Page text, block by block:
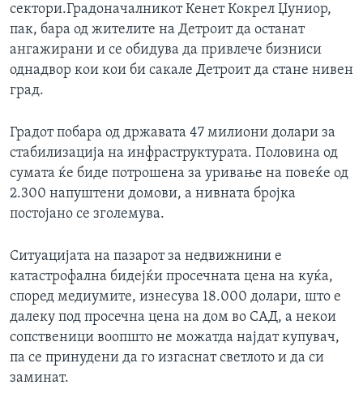
сектори.Градоначалникот Кенет Кокрел Џуниор,
пак, бара од жителите на Детроит да останат
ангажирани и се обидува да привлече бизниси
однадвор кои кои би сакале Детроит да стане нивен
град.
Градот побара од државата 47 милиони долари за
стабилизација на инфраструктурата. Половина од
сумата ќе биде потрошена за уривање на повеќе од
2.300 напуштени домови, а нивната бројка
постојано се зголемува.
Ситуацијата на пазарот за недвижнини е
катастрофална бидејќи просечната цена на куќа,
според медиумите, изнесува 18.000 долари, што е
далеку под просечна цена на дом во САД, а некои
сопственици воопшто не можатда најдат купувач,
па се принудени да го изгаснат светлото и да си
заминат.